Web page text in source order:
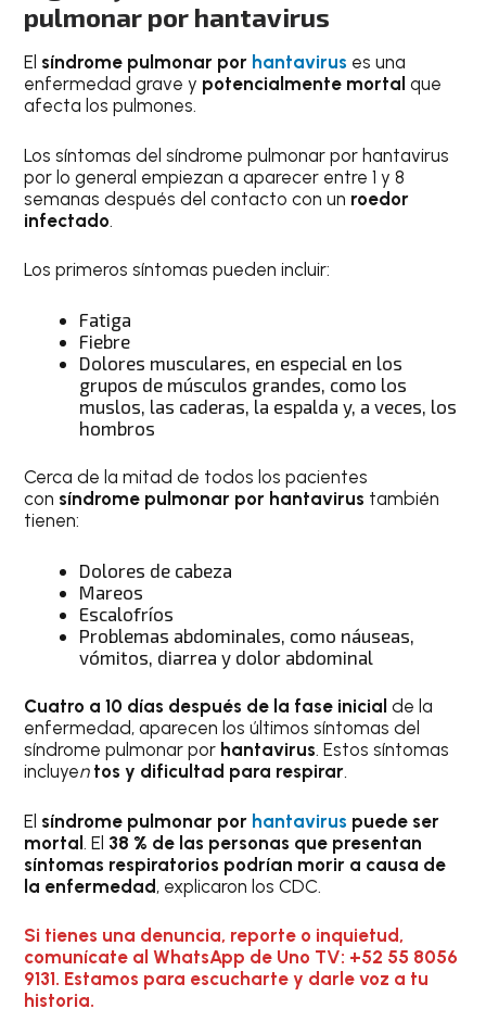
pulmonar por hantavirus
El síndrome pulmonar por hantavirus es una
enfermedad grave y potencialmente mortalque
afecta los pulmones.
Los síntomas del síndrome pulmonar por hantavirus
por lo general empiezan a aparecer entre 1 y 8
semanas después del contacto con un roedor
infectado.
Los primeros síntomas pueden incluir:
Fatiga
Fiebre
Dolores musculares, en especial en los
grupos de músculos grandes, como los
muslos, las caderas, la espalda y, a veces, los
hombros
Cerca de la mitad de todos los pacientes
con síndrome pulmonar por hantavirus también
tienen:
Dolores de cabeza
Mareos
Escalofríos
Problemas abdominales, como náuseas,
vómitos, diarrea y dolor abdominal
Cuatro a 10 días después de la fase inicial de la
enfermedad, aparecen los últimos síntomas del
síndrome pulmonar por hantavirus. Estos síntomas
incluyen tos y dificultad para respirar.
El síndrome pulmonar por hantavirus puede ser
mortal. El 38 % de las personas que presentan
síntomas respiratorios podrían morir a causa de
la enfermedad, explicaron los CDC.
Si tienes una denuncia, reporte o inquietud,
comunícate al WhatsApp de Uno TV: +52 55 8056
9131. Estamos para escucharte y darle voz a tu
historia.